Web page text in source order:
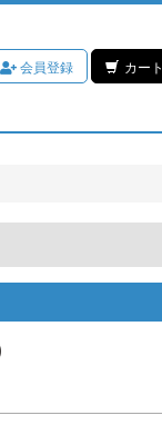
会員登録 カート